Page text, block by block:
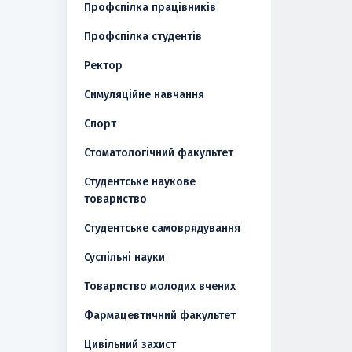
Профспілка працівників
Профспілка студентів
Ректор
Симуляційне навчання
Спорт
Стоматологічний факультет
Студентське наукове
товариство
Студентське самоврядування
Суспільні науки
Товариство молодих вчених
Фармацевтичний факультет
Цивільний захист